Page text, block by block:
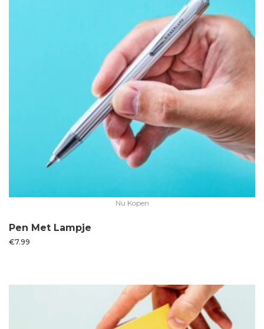
Nu Kopen
Pen Met Lampje
€7.99